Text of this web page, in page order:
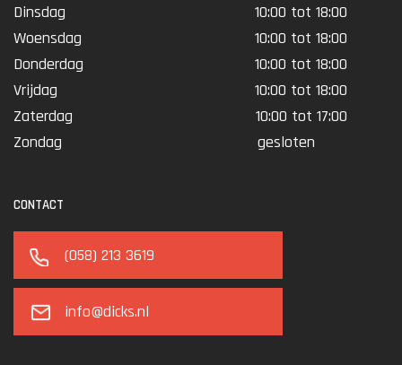
Dinsdag
10:00 tot 18:00
Woensdag
10:00 tot 18:00
Donderdag
10:00 tot 18:00
Vrijdag
10:00 tot 18:00
Zaterdag
10:00 tot 17:00
Zondag
gesloten
CONTACT
(058) 213 3619
info@dicks.nl